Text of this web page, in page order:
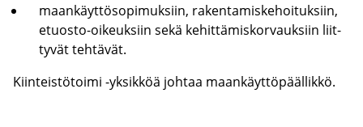
maan­käyt­tö­so­pi­muk­siin, ra­ken­ta­mis­ke­hoi­tuk­siin,
etuosto-​oikeuksiin sekä ke­hit­tä­mis­kor­vauk­siin liit­
ty­vät teh­tä­vät.
Kiin­teis­tö­toi­mi -​yksikköä joh­taa maan­käyt­tö­pääl­lik­kö.